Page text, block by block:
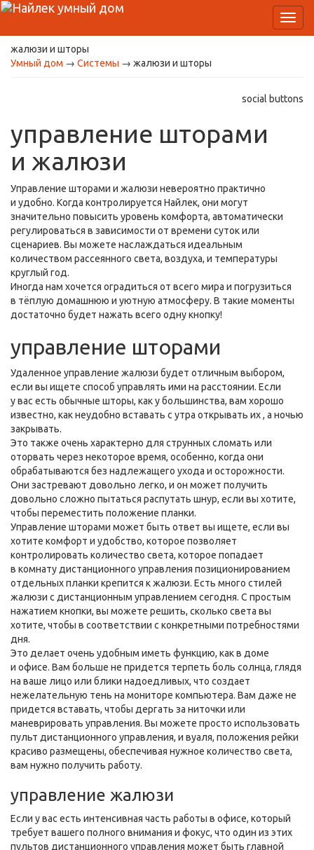
жалюзи и шторы
Умный дом → Системы → жалюзи и шторы
social buttons
управление шторами
и жалюзи
Управление шторами и жалюзи невероятно практично
и удобно. Когда контролируется Найлек, они могут
значительно повысить уровень комфорта, автоматически
регулироваться в зависимости от времени суток или
сценариев. Вы можете наслаждаться идеальным
количеством рассеянного света, воздуха, и температуры
круглый год.
Иногда нам хочется оградиться от всего мира и погрузиться
в тёплую домашнюю и уютную атмосферу. В такие моменты
достаточно будет нажать всего одну кнопку!
управление шторами
Удаленное управление жалюзи будет отличным выбором,
если вы ищете способ управлять ими на расстоянии. Если
у вас есть обычные шторы, как у большинства, вам хорошо
известно, как неудобно вставать с утра открывать их , а ночью
закрывать.
Это также очень характерно для струнных сломать или
оторвать через некоторое время, особенно, когда они
обрабатываются без надлежащего ухода и осторожности.
Они застревают довольно легко, и он может получить
довольно сложно пытаться распутать шнур, если вы хотите,
чтобы переместить положение планки.
Управление шторами может быть ответ вы ищете, если вы
хотите комфорт и удобство, которое позволяет
контролировать количество света, которое попадает
в комнату дистанционного управления позиционированием
отдельных планки крепится к жалюзи. Есть много стилей
жалюзи с дистанционным управлением сегодня. С простым
нажатием кнопки, вы можете решить, сколько света вы
хотите, чтобы в соответствии с конкретными потребностями
дня.
Это делает очень удобным иметь функцию, как в доме
и офисе. Вам больше не придется терпеть боль солнца, глядя
на ваше лицо или блики надоедливых, что создает
нежелательную тень на мониторе компьютера. Вам даже не
придется вставать, чтобы дергать за ниточки или
маневрировать управления. Вы можете просто использовать
пульт дистанционного управления, и вуаля, положения рейки
красиво размещены, обеспечивая нужное количество света,
вам нужно получить работу.
управление жалюзи
Если у вас есть интенсивная часть работы в офисе, который
требует вашего полного внимания и фокус, что один из этих
пультов дистанционного управления может быть главной